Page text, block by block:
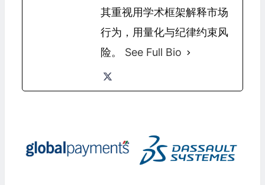
其重视用学术框架解释市场
行为，用量化与纪律约束风
险。 See Full Bio